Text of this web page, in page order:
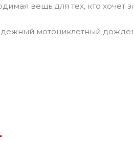
вещь для тех, кто хочет
мотоциклетный